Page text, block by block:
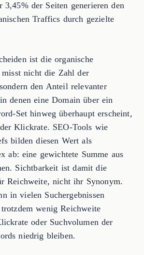
3,45% der Seiten generieren den
Traffics durch gezielte
ist die organische
nicht die Zahl der
den Anteil relevanter
denen eine Domain über ein
Set hinweg überhaupt erscheint,
Klickrate. SEO-Tools wie
bilden diesen Wert als
ab: eine gewichtete Summe aus
Sichtbarkeit ist damit die
Reichweite, nicht ihr Synonym.
in vielen Suchergebnissen
wenig Reichweite
oder Suchvolumen der
niedrig bleiben.